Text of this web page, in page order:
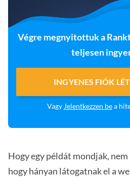
Végre megnyitottuk a
teljesen
INGYENES FIÓK
Vagy Jelentkezzen bea
Hogy egy példát mondjak,
hogy hányan látogatnak el a